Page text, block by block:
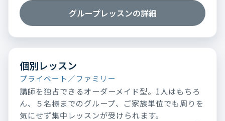
グループレッスンの詳細
個別レッスン
プライベート／ファミリー
講師を独占できるオーダーメイド型。1人はもちろ
ん、５名様までのグループ、ご家族単位でも周りを
気にせず集中レッスンが受けられます。